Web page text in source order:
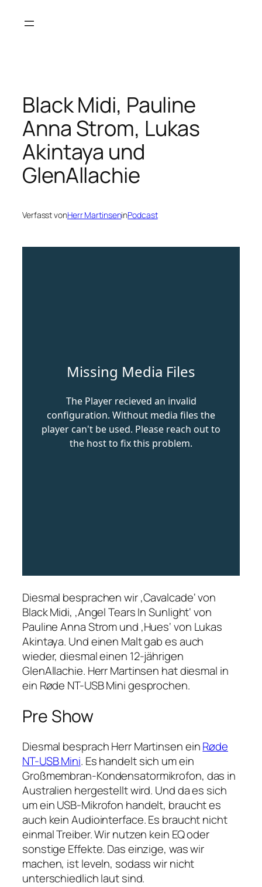
Inhalt
Black Midi, Pauline
Anna Strom, Lukas
Akintaya und
GlenAllachie
Verfasst vonHerr MartinseninPodcast
Diesmal besprachen wir ‚Cavalcade‘ von
Black Midi, ‚Angel Tears In Sunlight‘ von
Pauline Anna Strom und ‚Hues‘ von Lukas
Akintaya. Und einen Malt gab es auch
wieder, diesmal einen 12-jährigen
GlenAllachie. Herr Martinsen hat diesmal in
ein Røde NT-USB Mini gesprochen.
Pre Show
Diesmal besprach Herr Martinsen einRøde
NT-USB Mini. Es handelt sich um ein
Großmembran-Kondensatormikrofon, das in
Australien hergestellt wird. Und da es sich
um ein USB-Mikrofon handelt, braucht es
auch kein Audiointerface. Es braucht nicht
einmal Treiber. Wir nutzen kein EQ oder
sonstige Effekte. Das einzige, was wir
machen, ist leveln, sodass wir nicht
unterschiedlich laut sind.